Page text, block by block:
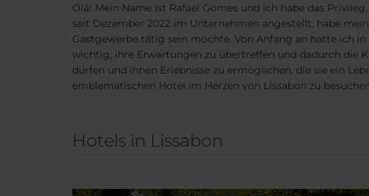
Olá! Mein Name ist Rafael Gomes und ich habe das
seit Dezember 2022 im Unternehmen angestellt, habe
Gastgewerbe tätig sein möchte. Von Anfang an hatte ich
wichtig, ihre Erwartungen zu übertreffen und dadurch die
dürfen und ihnen Erlebnisse zu ermöglichen, die sie ein
emblematischen Hotel im Herzen von Lissabon zu
Hotels in Lissabon